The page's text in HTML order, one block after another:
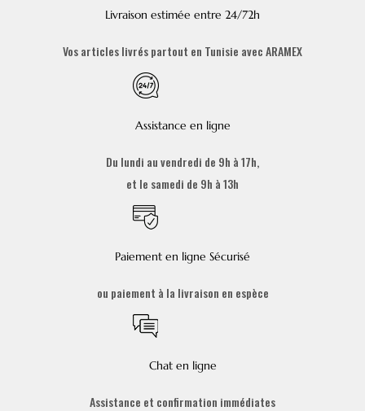
Livraison estimée entre 24/72h
Vos articles livrés partout en Tunisie avec ARAMEX
Assistance en ligne
Du lundi au vendredi de 9h à 17h,
et le samedi de 9h à 13h
Paiement en ligne Sécurisé
ou paiement à la livraison en espèce
Chat en ligne
Assistance et confirmation immédiates